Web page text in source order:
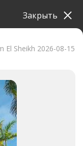
El Sheikh 2026-08-15
Закрыть